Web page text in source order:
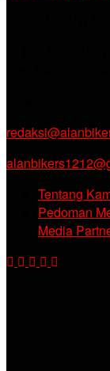
Tentang
Pedoman
Media